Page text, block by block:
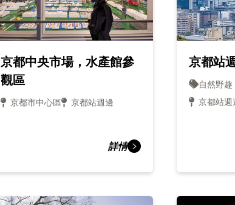
京都中央市場，水產館參
觀區
京都市中心區 京都站週邊
詳情
京都站
自然野趣
京都站週